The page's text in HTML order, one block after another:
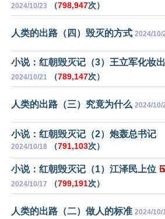
2024/10/23 （798,947次）
人类的出路（四）毁灭的方式 2024/10/
小说：红朝毁灭记（3）王立军化妆
2024/10/21 （789,147次）
人类的出路（三）究竟为什么 2024/10/
小说：红朝毁灭记（2）炮轰总书记
2024/10/18 （791,103次）
小说：红朝毁灭记（1）江泽民上位
2024/10/17 （799,191次）
人类的出路（二）做人的标准 2024/10/